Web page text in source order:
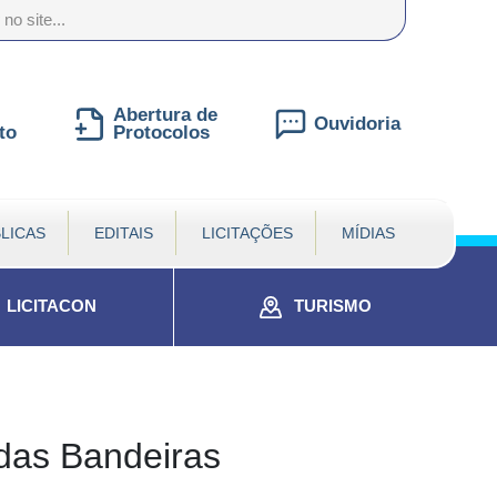
Abertura de
Protocolos
Ouvidoria
EDITAIS LICITAÇÕES MÍDIAS
LICITACON TURISMO
Bandeiras